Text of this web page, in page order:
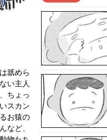
舐めら
い主人
ちょっ
スカン
お猿の
など、